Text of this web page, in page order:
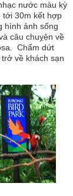
nước màu kỳ
tới 30m kết hợp
hình ảnh sống
câu chuỵện về
Chấm dứt
về khách sạn